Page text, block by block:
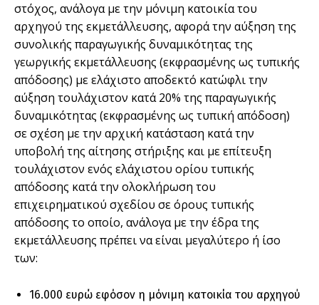
στόχος, ανάλογα µε την µόνιµη κατοικία του
αρχηγού της εκµετάλλευσης, αφορά την αύξηση της
συνολικής παραγωγικής δυναµικότητας της
γεωργικής εκµετάλλευσης (εκφρασµένης ως τυπικής
απόδοσης) µε ελάχιστο αποδεκτό κατώφλι την
αύξηση τουλάχιστον κατά 20% της παραγωγικής
δυναµικότητας (εκφρασµένης ως τυπική απόδοση)
σε σχέση µε την αρχική κατάσταση κατά την
υποβολή της αίτησης στήριξης και µε επίτευξη
τουλάχιστον ενός ελάχιστου ορίου τυπικής
απόδοσης κατά την ολοκλήρωση του
επιχειρηµατικού σχεδίου σε όρους τυπικής
απόδοσης το οποίο, ανάλογα µε την έδρα της
εκµετάλλευσης πρέπει να είναι µεγαλύτερο ή ίσο
των:
16.000 ευρώ εφόσον η µόνιµη κατοικία του αρχηγού